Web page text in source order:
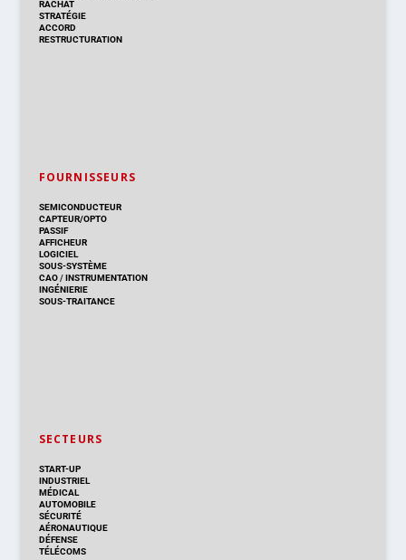
RACHAT
STRATÉGIE
ACCORD
RESTRUCTURATION
FOURNISSEURS
SEMICONDUCTEUR
CAPTEUR/OPTO
PASSIF
AFFICHEUR
LOGICIEL
SOUS-SYSTÈME
CAO/INSTRUMENTATION
INGÉNIERIE
SOUS-TRAITANCE
SECTEURS
START-UP
INDUSTRIEL
MÉDICAL
AUTOMOBILE
SÉCURITÉ
AÉRONAUTIQUE
DÉFENSE
TÉLÉCOMS